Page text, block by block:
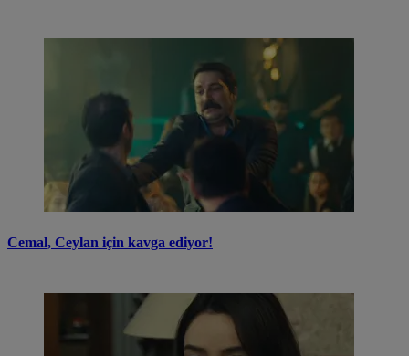
Cemal, Ceylan için kavga ediyor!